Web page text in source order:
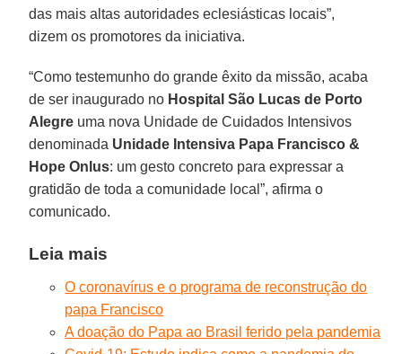
das mais altas autoridades eclesiásticas locais”,
dizem os promotores da iniciativa.
“Como testemunho do grande êxito da missão, acaba
de ser inaugurado no Hospital São Lucas de Porto
Alegre uma nova Unidade de Cuidados Intensivos
denominada Unidade Intensiva Papa Francisco &
Hope Onlus: um gesto concreto para expressar a
gratidão de toda a comunidade local”, afirma o
comunicado.
Leia mais
O coronavírus e o programa de reconstrução do
papa Francisco
A doação do Papa ao Brasil ferido pela pandemia